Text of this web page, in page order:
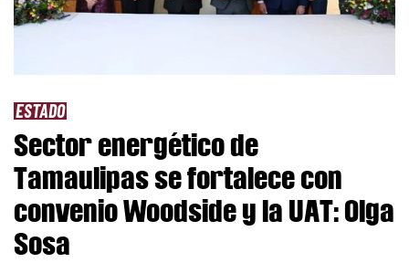
ESTADO
Sector energético de
Tamaulipas se fortalece con
convenio Woodside y la UAT: Olga
Sosa